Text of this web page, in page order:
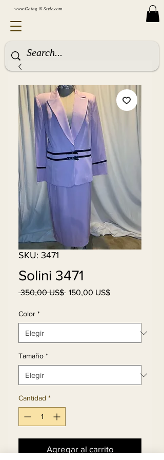
www.Going-N-Style.com
SKU: 3471
Solini 3471
350,00 US$ Precio
150,00 US$Precio
Color *
Tamaño *
Cantidad *
Agregar al carrito